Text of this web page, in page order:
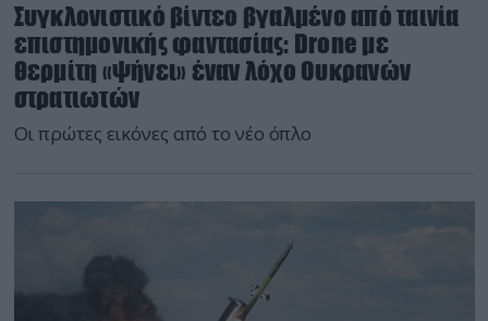
Συγκλονιστικό βίντεο βγαλμένο από ταινία
επιστημονικής φαντασίας: Drone με
θερμίτη «ψήνει» έναν λόχο Ουκρανών
στρατιωτών
Οι πρώτες εικόνες από το νέο όπλο